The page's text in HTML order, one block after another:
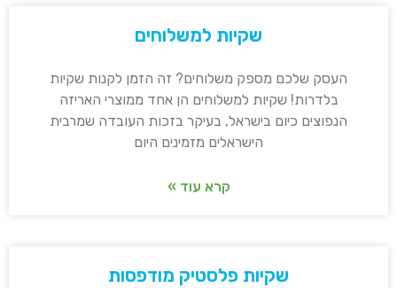
שקיות למשלוחים
העסק שלכם מספק משלוחים? זה הזמן לקנות שקיות
בלדרות! שקיות למשלוחים הן אחד ממוצרי האריזה
הנפוצים כיום בישראל, בעיקר בזכות העובדה שמרבית
הישראלים מזמינים היום
קרא עוד »
שקיות פלסטיק מודפסות